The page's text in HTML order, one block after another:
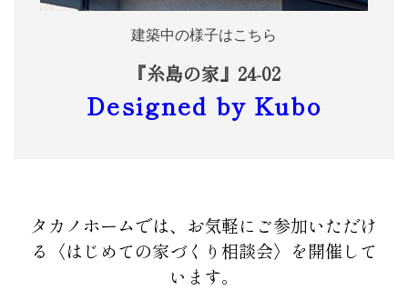
建築中の様子はこちら
『糸島の家』24-02
Designed by Kubo
タカノホームでは、お気軽にご参加いただけ
る〈はじめての家づくり相談会〉を開催して
います。